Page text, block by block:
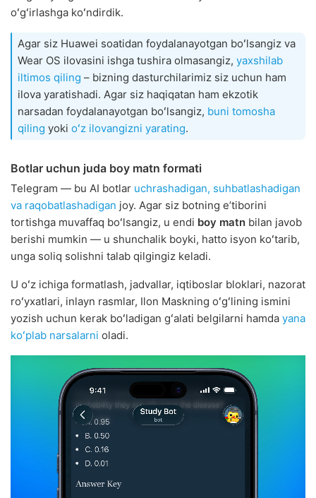
oʻgʻirlashga koʻndirdik.
Agar siz Huawei soatidan foydalanayotgan boʻlsangiz va
Wear OS ilovasini ishga tushira olmasangiz, yaxshilab
iltimos qiling – bizning dasturchilarimiz siz uchun ham
ilova yaratishadi. Agar siz haqiqatan ham ekzotik
narsadan foydalanayotgan boʻlsangiz, buni tomosha
qiling yoki oʻz ilovangizni yarating.
Botlar uchun juda boy matn formati
Telegram — bu AI botlar uchrashadigan, suhbatlashadigan
va raqobatlashadigan joy. Agar siz botning eʼtiborini
tortishga muvaffaq boʻlsangiz, u endi boy matn bilan javob
berishi mumkin — u shunchalik boyki, hatto isyon koʻtarib,
unga soliq solishni talab qilgingiz keladi.
U oʻz ichiga formatlash, jadvallar, iqtiboslar bloklari, nazorat
roʻyxatlari, inlayn rasmlar, Ilon Maskning oʻgʻlining ismini
yozish uchun kerak boʻladigan gʻalati belgilarni hamda yana
koʻplab narsalarni oladi.